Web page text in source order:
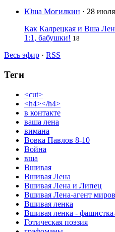
Юша Могилкин · 28
Как Калрецкая и Вша
1:1, бабушки! 18
Весь эфир · RSS
Теги
<cut>
<h4></h4>
в контакте
ваша лена
вимана
Вовка Павлов 8-10
Война
вша
Вшивая
Вшивая Лена
Вшивая Лена и Липец
Вшивая Лена-агент
Вшивая ленка
Вшивая ленка -
Готическая поэзия